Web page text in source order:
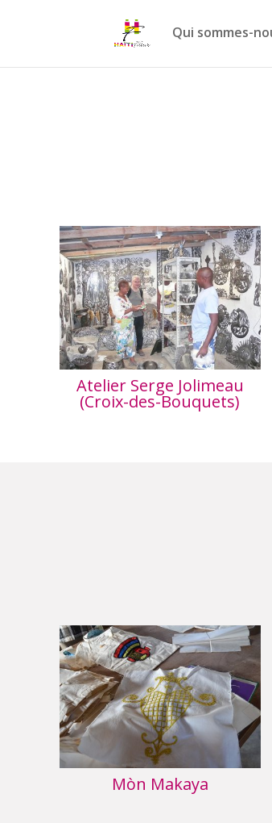
Qui sommes-
Atelier Serge Jolimeau
(Croix-des-Bouquets)
Mòn Makaya